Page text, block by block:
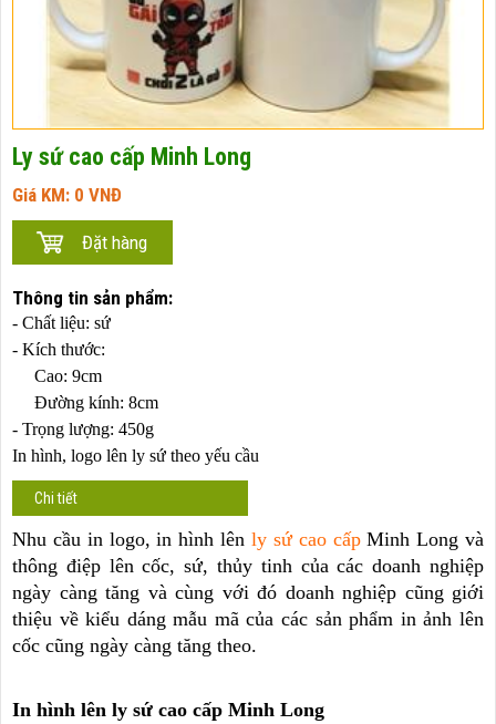
Ly sứ cao cấp Minh Long
Giá KM: 0 VNĐ
Thông tin sản phẩm:
- Chất liệu: sứ
- Kích thước:
Cao: 9cm
Đường kính: 8cm
- Trọng lượng: 450g
In hình, logo lên ly sứ theo yếu cầu
Chi tiết
Nhu cầu in logo, in hình lênly sứ cao cấpMinh Long và
thông điệp lên cốc, sứ, thủy tinh của các doanh nghiệp
ngày càng tăng và cùng với đó doanh nghiệp cũng giới
thiệu về kiểu dáng mẫu mã của các sản phẩm in ảnh lên
cốc cũng ngày càng tăng theo.
In hình lên ly sứ cao cấp Minh Long